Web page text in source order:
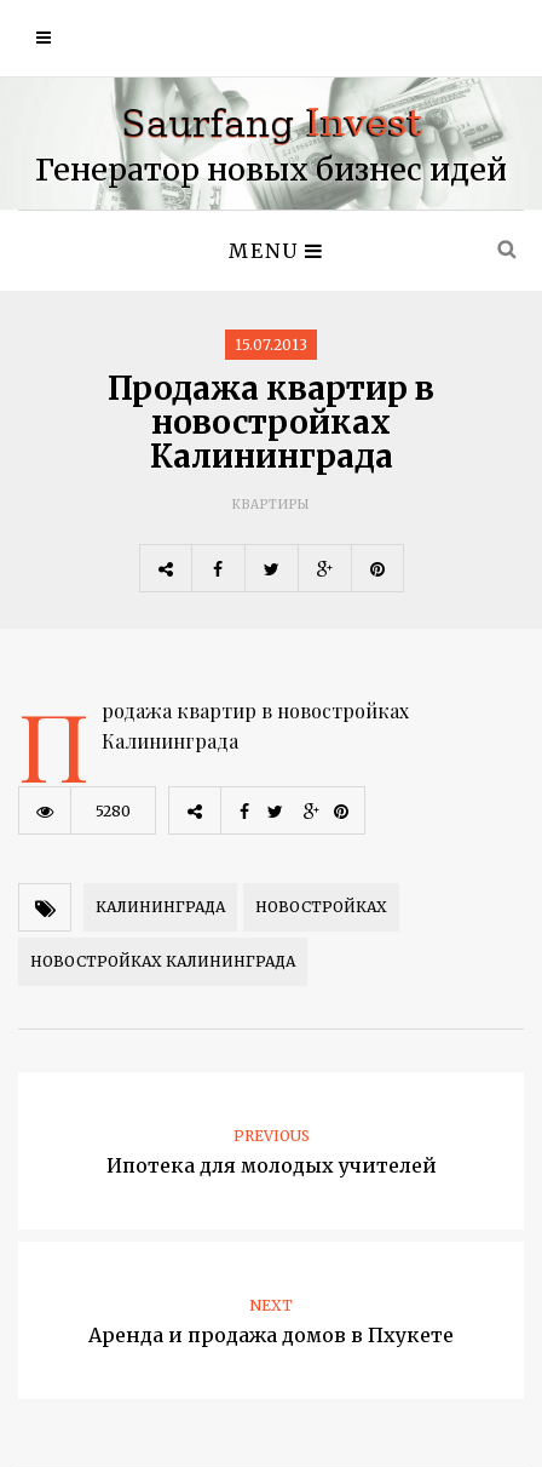
Генератор новых бизнес идей
MENU
15.07.2013
Продажа квартир в
новостройках
Калининграда
КВАРТИРЫ
П
родажа квартир в новостройках
Калининграда
5280
КАЛИНИНГРАДА НОВОСТРОЙКАХ
НОВОСТРОЙКАХ КАЛИНИНГРАДА
PREVIOUS
Ипотека для молодых учителей
NEXT
Аренда и продажа домов в Пхукете